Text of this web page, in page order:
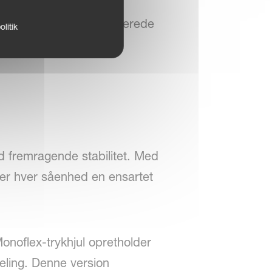
modurs-rotation
af alle pelleterede
alle markforhold.
fremragende stabilitet. Med
hver såenhed en ensartet
trykhjul opretholder
Denne version